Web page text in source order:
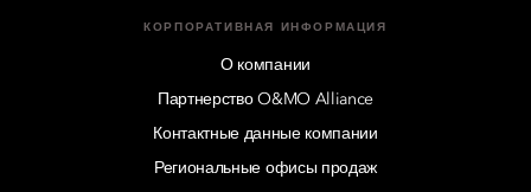
КОРПОРАТИВНАЯ ИНФОРМАЦИЯ
О компании
Партнерство O&MO Alliance
Контактные данные компании
Региональные офисы продаж